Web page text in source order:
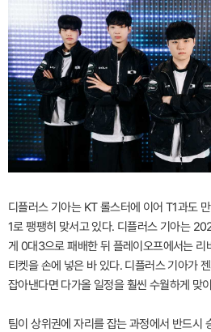
디플러스 기아는 KT 롤스터에 이어 T1과도
1로 팽팽히 맞서고 있다. 디플러스 기아는
게 0대3으로 패배한 뒤 플레이오프에서는 리
티켓을 손에 넣은 바 있다. 디플러스 기아가
잡아낸다면 다가올 일정을 훨씬 수월하게 맞
팀이 상위권에 자리를 잡는 과정에서 반드시